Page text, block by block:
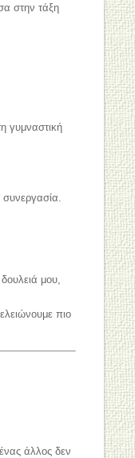
στην τάξη
γυμναστική
μου,
πιο
άλλος δεν